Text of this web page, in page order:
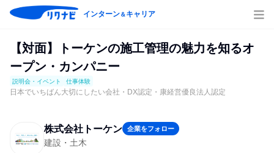
インターン＆キャリア
【対面】トーケンの施工管理の魅力を知るオ
ープン・カンパニー
説明会・イベント 仕事体験
日本でいちばん大切にしたい会社・DX認定・康経営優良法人認定
株式会社トーケン 企業をフォロー
建設・土木